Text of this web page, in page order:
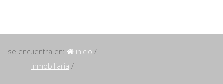
se encuentra en: inicio /
inmobiliaria /